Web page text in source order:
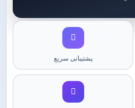
پشتیبانی سریع